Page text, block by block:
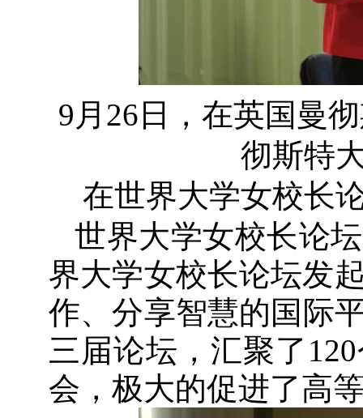
9月26日，在英国曼
彻斯特
在世界大学女校长
世界大学女校长论
界大学女校长论坛发
作、分享智慧的国际
三届论坛，汇聚了
会，极大的促进了高